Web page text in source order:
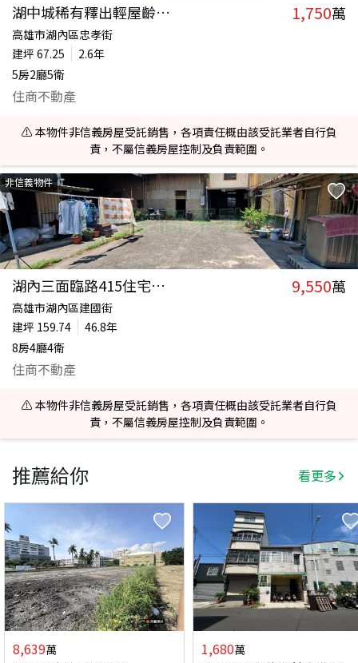
湖中城稀有釋出輕屋齡雙車墅 1,750萬
高雄市湖內區忠孝街
建坪 67.25
2.6年
5房2廳5衛
住商不動產
⚠️ 本物件非信義房屋受託銷售，各項責任概由該受託業者自行負
責，不屬信義房屋控制及負責範圍。
非信義物件
湖內三面臨路415住宅建地 9,550萬
高雄市湖內區建國街
建坪 159.74
46.8年
8房4廳4衛
住商不動產
⚠️ 本物件非信義房屋受託銷售，各項責任概由該受託業者自行負
責，不屬信義房屋控制及負責範圍。
推薦給你 看更多
8,639萬 1,680萬